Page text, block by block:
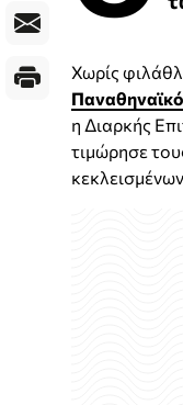
Χωρίς
η Διαρκής
τιμώρησε